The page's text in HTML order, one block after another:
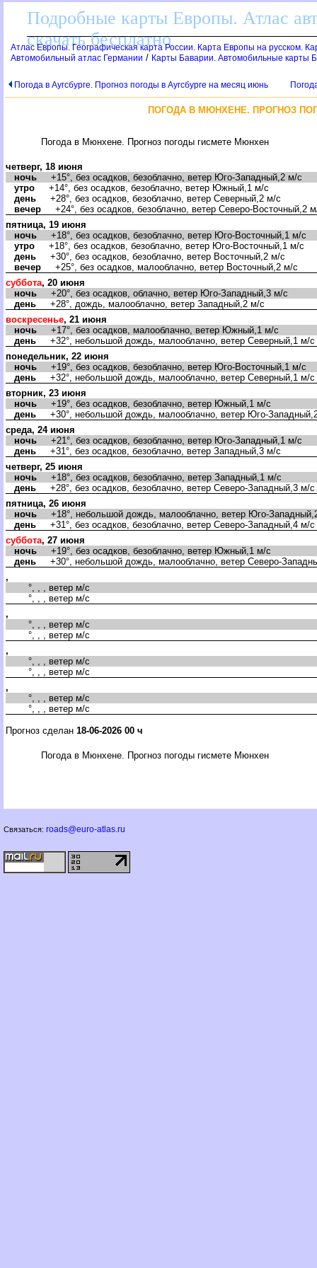
Подробные карты Европы. Атлас
скачать бесплатно
Атлас Европы. Географическая карта России. Карта Европы на русском.
Автомобильный атлас Германии / Карты Баварии. Автомобильные карты
Погода в Аугсбурге. Прогноз погоды в Аугсбурге на месяц июнь
ПОГОДА В МЮНХЕНЕ. ПРОГНОЗ
Погода в Мюнхене. Прогноз погоды гисмете Мюнхен
четверг, 18 июня
ночь +15°, без осадков, безоблачно, ветер Юго-Западный,2 м/с
утро +14°, без осадков, безоблачно, ветер Южный,1 м/с
день +28°, без осадков, безоблачно, ветер Северный,2 м/с
ечер +24°, без осадков, безоблачно, ветер Северо-Восточный,2
пятница, 19 июня
ночь +18°, без осадков, безоблачно, ветер Юго-Восточный,1 м/с
утро +18°, без осадков, безоблачно, ветер Юго-Восточный,1 м/с
день +30°, без осадков, безоблачно, ветер Восточный,2 м/с
ечер +25°, без осадков, малооблачно, ветер Восточный,2 м/с
суббота, 20 июня
ночь +20°, без осадков, облачно, ветер Юго-Западный,3 м/с
день +28°, дождь, малооблачно, ветер Западный,2 м/с
оскресенье, 21 июня
ночь +17°, без осадков, малооблачно, ветер Южный,1 м/с
день +32°, небольшой дождь, малооблачно, ветер Северный,1 м/с
понедельник, 22 июня
ночь +19°, без осадков, безоблачно, ветер Юго-Восточный,1 м/с
день +32°, небольшой дождь, малооблачно, ветер Северный,1 м/с
торник, 23 июня
ночь +19°, без осадков, безоблачно, ветер Южный,1 м/с
день +30°, небольшой дождь, малооблачно, ветер Юго-
среда, 24 июня
ночь +21°, без осадков, безоблачно, ветер Юго-Западный,1 м/с
день +31°, без осадков, безоблачно, ветер Западный,3 м/с
четверг, 25 июня
ночь +18°, без осадков, безоблачно, ветер Западный,1 м/с
день +28°, без осадков, безоблачно, ветер Северо-Западный,3 м/с
пятница, 26 июня
ночь +18°, небольшой дождь, малооблачно, ветер Юго-
день +31°, без осадков, безоблачно, ветер Северо-Западный,4 м/с
суббота, 27 июня
ночь +19°, без осадков, безоблачно, ветер Южный,1 м/с
день +30°, небольшой дождь, малооблачно, ветер Северо-
,
°, , , ветер м/с
°, , , ветер м/с
,
°, , , ветер м/с
°, , , ветер м/с
,
°, , , ветер м/с
°, , , ветер м/с
,
°, , , ветер м/с
°, , , ветер м/с
Прогноз сделан 18-06-2026 00 ч
Погода в Мюнхене. Прогноз погоды гисмете Мюнхен
Связаться: roads@euro-atlas.ru